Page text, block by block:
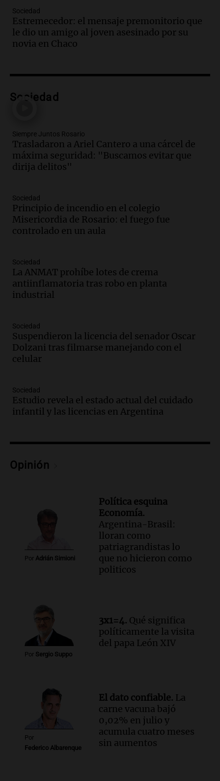
familiares mantienen vivo el reclamo de
memoria y justicia
Noticias Rosario
Episodios
Audio.Los trabajadores de la Unión
pérdida de empleos en la industria
Panorama Federal
desde las 14 horas
Panorama Federal
Episodios
Audio.Giro en la causa de la mujer a la
marido de matarla
Juntos
Episodios
Audio.Continúan las declaraciones en el
Panorama Federal
Episodios
Audio.Córdoba enfrenta fuertes vientos
que afectan diversas actividades locales,
Noticias
Episodios
Audio.Sanctions for Lawyer Diego
Javier Chacón: Detained Again After
Episodios
Audio. Embajada china en Argentina
repudia amenazas de EE. UU. y exige
Noticias
Audio.
Episodios
Audio.
Incremento del precio de la
carne frente a la pasta artesanal en
Córdoba
Noticias
temporales y cambios legislativos
Panorama Federal
Episodios
Audio.Monseñor Raúl Pizarro Travers es
el actual secretario general de la
Episodios
Sociedad
Estremecedor: el mensaje premonitorio que
le dio un amigo al joven asesinado por su
novia en Chaco
Sociedad
Siempre Juntos Rosario
Trasladaron a Ariel Cantero a una cárcel de
máxima seguridad: "Buscamos evitar que
dirija delitos"
Sociedad
Principio de incendio en el colegio
Misericordia de Rosario: el fuego fue
controlado en un aula
Sociedad
La ANMAT prohíbe lotes de crema
antiinflamatoria tras robo en planta
industrial
Sociedad
Suspendieron la licencia del senador Oscar
Dolzani tras filmarse manejando con el
celular
Sociedad
Estudio revela el estado actual del cuidado
infantil y las licencias en Argentina
Opinión
Por Adrián Simioni
Política esquina
Economía.
Argentina-Brasil:
lloran como
patriagrandistas lo
que no hicieron como
politicos
Por Sergio Suppo
3x1=4. Qué significa
políticamente la visita
del papa León XIV
Por
Federico Albarenque
El dato confiable. La
carne vacuna bajó
0,02% en julio y
acumula cuatro meses
sin aumentos